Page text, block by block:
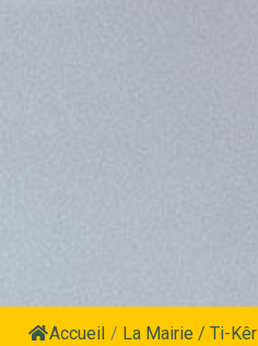
Accueil / La Mairie / Ti-Kêr